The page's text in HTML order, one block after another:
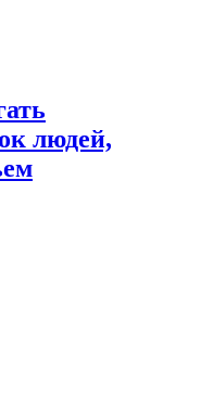
людей,